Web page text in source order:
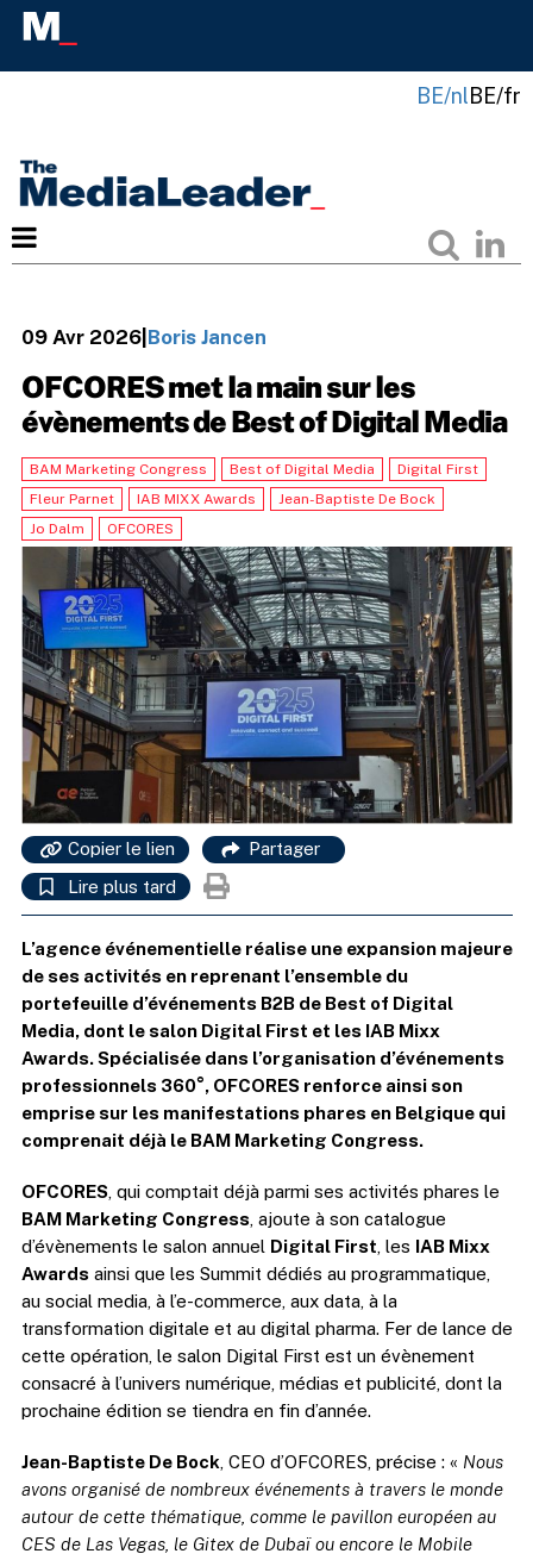
BE/nlBE/fr
09 Avr 2026| Boris Jancen
OFCORES met la main sur les
évènements de Best of Digital Media
BAM Marketing Congress Best of Digital Media
Digital First
Fleur Parnet
IAB MIXX Awards
Jean-Baptiste De Bock
Jo Dalm
OFCORES
Copier le lien
Partager
Lire plus tard
L’agence événementielle réalise une expansion majeure
de ses activités en reprenant l’ensemble du
portefeuille d’événements B2B de Best of Digital
Media, dont le salon Digital First et les IAB Mixx
Awards. Spécialisée dans l’organisation d’événements
professionnels 360°, OFCORES renforce ainsi son
emprise sur les manifestations phares en Belgique qui
comprenait déjà le BAM Marketing Congress.
OFCORES, qui comptait déjà parmi ses activités phares le
BAM Marketing Congress, ajoute à son catalogue
d’évènements le salon annuel Digital First, les IAB Mixx
Awardsainsi que les Summit dédiés au programmatique,
au social media, à l’e-commerce, aux data, à la
transformation digitale et au digital pharma. Fer de lance de
cette opération, le salon Digital First est un évènement
consacré à l’univers numérique, médias et publicité, dont la
prochaine édition se tiendra en fin d’année.
Jean-Baptiste De Bock, CEO d’OFCORES, précise : « Nous
avons organisé de nombreux événements à travers le monde
autour de cette thématique, comme le pavillon européen au
CES de Las Vegas, le Gitex de Dubaï ou encore le Mobile